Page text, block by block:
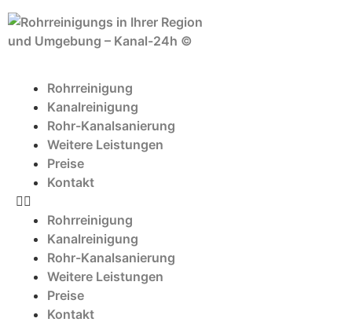
Rohrreinigung
Kanalreinigung
Rohr-Kanalsanierung
Weitere Leistungen
Preise
Kontakt
Rohrreinigung
Kanalreinigung
Rohr-Kanalsanierung
Weitere Leistungen
Preise
Kontakt